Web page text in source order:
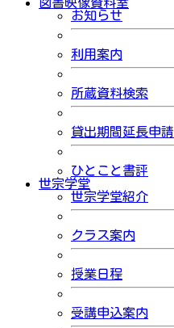
お知らせ
利用案内
所蔵資料検索
貸出期間延長申請
ひとこと書評
世宗学堂
世宗学堂紹介
クラス案内
授業日程
受講申込案内